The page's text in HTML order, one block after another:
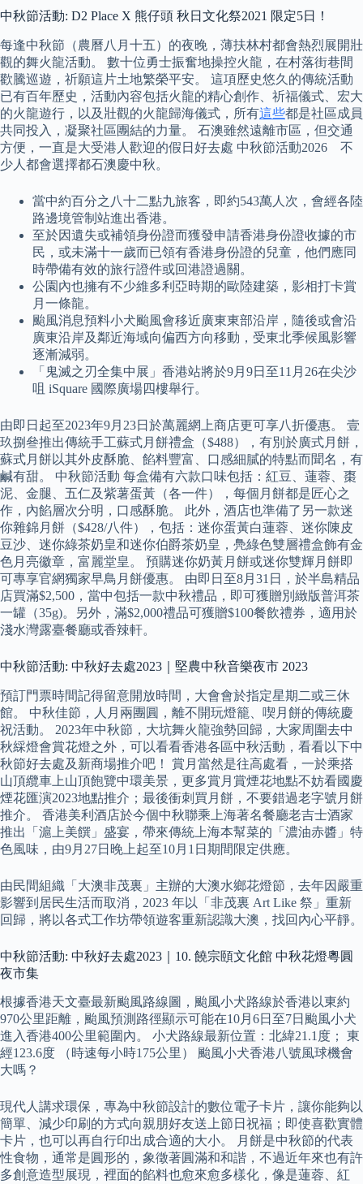
中秋節活動: D2 Place X 熊仔頭 秋日文化祭2021 限定5日！
每逢中秋節（農曆八月十五）的夜晚，薄扶林村都會熱烈展開壯
觀的舞火龍活動。 數十位勇士振奮地操控火龍，在村落街巷間
歡騰巡遊，祈願這片土地繁榮平安。 這項歷史悠久的傳統活動
已有百年歷史，活動內容包括火龍的精心創作、祈福儀式、宏大
的火龍遊行，以及壯觀的火龍歸海儀式，所有這些都是社區成員
共同投入，凝聚社區團結的力量。 石澳雖然遠離市區，但交通
方便，一直是大受港人歡迎的假日好去處 中秋節活動2026 不
少人都會選擇都石澳慶中秋。
當中約百分之八十二點九旅客，即約543萬人次，會經各陸
路邊境管制站進出香港。
至於因遺失或補領身份證而獲發申請香港身份證收據的市
民，或未滿十一歲而已領有香港身份證的兒童，他們應同
時帶備有效的旅行證件或回港證過關。
公園內也擁有不少維多利亞時期的歐陸建築，影相打卡賞
月一條龍。
颱風消息預料小犬颱風會移近廣東東部沿岸，隨後或會沿
廣東沿岸及鄰近海域向偏西方向移動，受東北季候風影響
逐漸減弱。
「鬼滅之刃全集中展」香港站將於9月9日至11月26在尖沙
咀 iSquare 國際廣場四樓舉行。
由即日起至2023年9月23日於萬麗網上商店更可享八折優惠。 壹
玖捌叄推出傳統手工蘇式月餅禮盒（$488），有別於廣式月餅，
蘇式月餅以其外皮酥脆、餡料豐富、口感細膩的特點而聞名，有
鹹有甜。 中秋節活動 每盒備有六款口味包括：紅豆、蓮蓉、棗
泥、金腿、五仁及紫薯蛋黃（各一件），每個月餅都是匠心之
作，內餡層次分明，口感酥脆。 此外，酒店也準備了另一款迷
你雜錦月餅（$428/八件），包括：迷你蛋黃白蓮蓉、迷你陳皮
豆沙、迷你綠茶奶皇和迷你伯爵茶奶皇，鳧綠色雙層禮盒飾有金
色月亮徽章，富麗堂皇。 預購迷你奶黃月餅或迷你雙輝月餅即
可專享官網獨家早鳥月餅優惠。 由即日至8月31日，於半島精品
店買滿$2,500，當中包括一款中秋禮品，即可獲贈別緻版普洱茶
一罐（35g)。另外，滿$2,000禮品可獲贈$100餐飲禮券，適用於
淺水灣露臺餐廳或香辣軒。
中秋節活動: 中秋好去處2023｜堅農中秋音樂夜市 2023
預訂門票時間記得留意開放時間，大會會於指定星期二或三休
館。 中秋佳節，人月兩團圓，離不開玩燈籠、喫月餅的傳統慶
祝活動。 2023年中秋節，大坑舞火龍強勢回歸，大家周圍去中
秋綵燈會賞花燈之外，可以看看香港各區中秋活動，看看以下中
秋節好去處及新商場推介吧！ 賞月當然是往高處看，一於乘搭
山頂纜車上山頂飽覽中環美景，更多賞月賞煙花地點不妨看國慶
煙花匯演2023地點推介；最後衝刺買月餅，不要錯過老字號月餅
推介。 香港美利酒店於今個中秋聯乘上海著名餐廳老吉士酒家
推出「滬上美饌」盛宴，帶來傳統上海本幫菜的「濃油赤醬」特
色風味，由9月27日晚上起至10月1日期間限定供應。
由民間組織「大澳非茂裏」主辦的大澳水鄉花燈節，去年因嚴重
影響到居民生活而取消，2023 年以「非茂裏 Art Like 祭」重新
回歸，將以各式工作坊帶領遊客重新認識大澳，找回內心平靜。
中秋節活動: 中秋好去處2023｜10. 饒宗頤文化館 中秋花燈粵圓
夜市集
根據香港天文臺最新颱風路線圖，颱風小犬路線於香港以東約
970公里距離，颱風預測路徑顯示可能在10月6日至7日颱風小犬
進入香港400公里範圍內。 小犬路線最新位置：北緯21.1度； 東
經123.6度 （時速每小時175公里） 颱風小犬香港八號風球機會
大嗎？
現代人講求環保，專為中秋節設計的數位電子卡片，讓你能夠以
簡單、減少印刷的方式向親朋好友送上節日祝福；即使喜歡實體
卡片，也可以再自行印出成合適的大小。 月餅是中秋節的代表
性食物，通常是圓形的，象徵著圓滿和和諧，不過近年來也有許
多創意造型展現，裡面的餡料也愈來愈多樣化，像是蓮蓉、紅